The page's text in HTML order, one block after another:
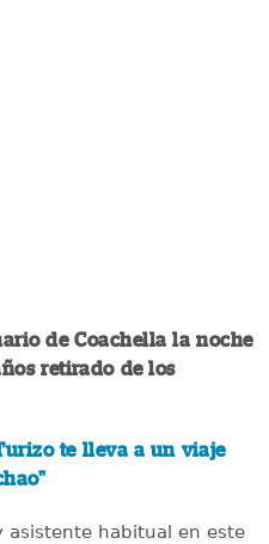
de Coachella la noche
retirado de los
te lleva a un viaje
asistente habitual en este